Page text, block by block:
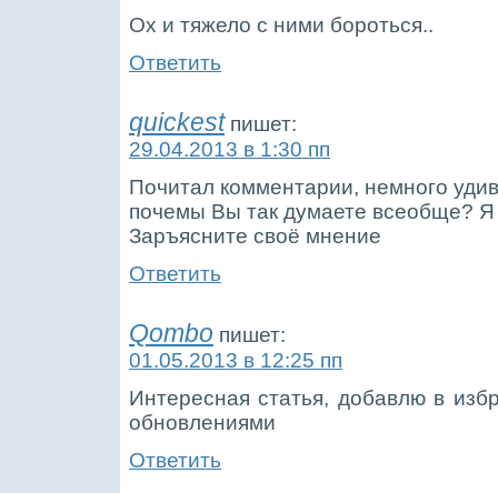
Ох и тяжело с ними бороться..
Ответить
quickest пишет:
29.04.2013 в 1:30 пп
Почитал комментарии, немного
почемы Вы так думаете всеобще? Я
Заръясните своё мнение
Ответить
Qombo пишет:
01.05.2013 в 12:25 пп
Интересная статья, добавлю в
обновлениями
Ответить